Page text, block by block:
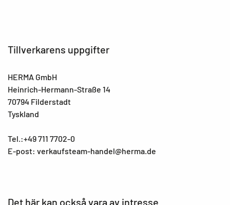
Tillverkarens uppgifter
HERMA GmbH
Heinrich-Hermann-Straße 14
70794 Filderstadt
Tyskland
Tel.:+49 711 7702-0
E-post: verkaufsteam-handel@herma.de
Det här kan också vara av intresse